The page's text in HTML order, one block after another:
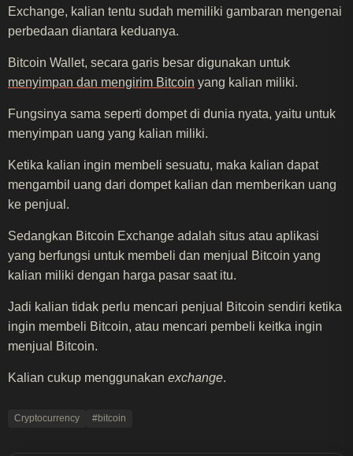
Exchange, kalian tentu sudah memiliki gambaran mengenai
perbedaan diantara keduanya.
Bitcoin Wallet, secara garis besar digunakan untuk
menyimpan dan mengirim Bitcoin yang kalian miliki.
Fungsinya sama seperti dompet di dunia nyata, yaitu untuk
menyimpan uang yang kalian miliki.
Ketika kalian ingin membeli sesuatu, maka kalian dapat
mengambil uang dari dompet kalian dan memberikan uang
ke penjual.
Sedangkan Bitcoin Exchange adalah situs atau aplikasi
yang berfungsi untuk membeli dan menjual Bitcoin yang
kalian miliki dengan harga pasar saat itu.
Jadi kalian tidak perlu mencari penjual Bitcoin sendiri ketika
ingin membeli Bitcoin, atau mencari pembeli keitka ingin
menjual Bitcoin.
Kalian cukup menggunakan exchange.
Cryptocurrency #bitcoin